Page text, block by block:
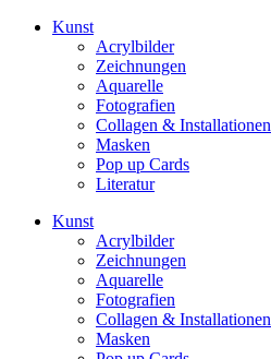
Kunst
Acrylbilder
Zeichnungen
Aquarelle
Fotografien
Collagen & Installationen
Masken
Pop up Cards
Literatur
Kunst
Acrylbilder
Zeichnungen
Aquarelle
Fotografien
Collagen & Installationen
Masken